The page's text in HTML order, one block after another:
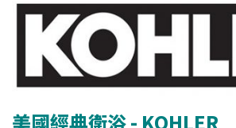
美國經典衛浴 - KOHLER